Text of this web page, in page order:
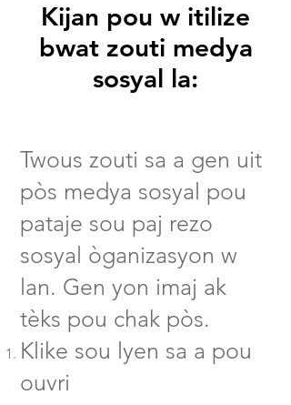
Kijan pou w itilize
bwat zouti medya
sosyal la:
Twous zouti sa a gen uit
pòs medya sosyal pou
pataje sou paj rezo
sosyal òganizasyon w
lan. Gen yon imaj ak
tèks pou chak pòs.
Klike sou lyen sa a pou
ouvri